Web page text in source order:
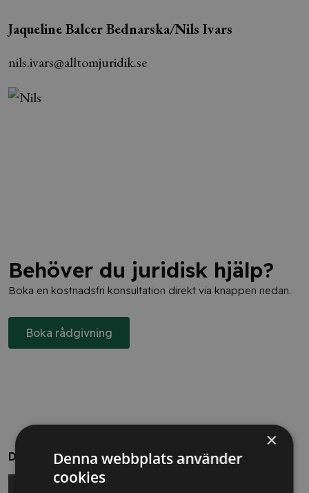
Jaqueline Balcer Bednarska/Nils Ivars
nils.ivars@alltomjuridik.se
Behöver du juridisk hjälp?
Boka en kostnadsfri konsultation direkt via knappen nedan.
Boka rådgivning
Dela
×
Denna webbplats använder
cookies